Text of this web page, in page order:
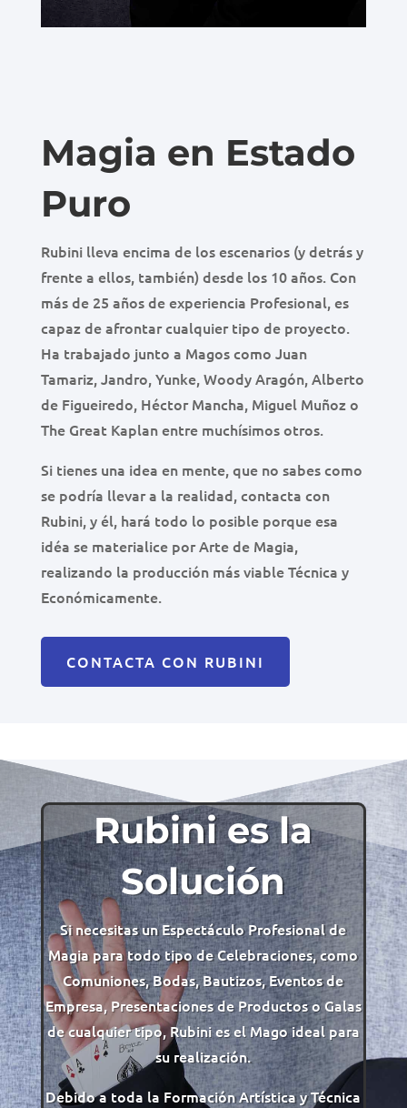
Magia en Estado
Puro
Rubini lleva encima de los escenarios (y detrás y
frente a ellos, también) desde los 10 años. Con
más de 25 años de experiencia Profesional, es
capaz de afrontar cualquier tipo de proyecto.
Ha trabajado junto a Magos como Juan
Tamariz, Jandro, Yunke, Woody Aragón, Alberto
de Figueiredo, Héctor Mancha, Miguel Muñoz o
The Great Kaplan entre muchísimos otros.
Si tienes una idea en mente, que no sabes como
se podría llevar a la realidad, contacta con
Rubini, y él, hará todo lo posible porque esa
idéa se materialice por Arte de Magia,
realizando la producción más viable Técnica y
Económicamente.
CONTACTA CON RUBINI
Rubini es la
Solución
Si necesitas un Espectáculo Profesional de
Magia para todo tipo de Celebraciones, como
Comuniones, Bodas, Bautizos, Eventos de
Empresa, Presentaciones de Productos o Galas
de cualquier tipo, Rubini es el Mago ideal para
su realización.
Debido a toda la Formación Artística y Técnica